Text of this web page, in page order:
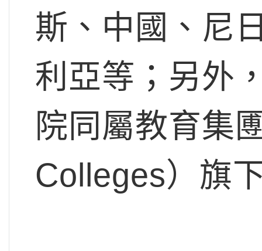
斯、中國、尼
利亞等；另外
院同屬教育集
Colleges）旗